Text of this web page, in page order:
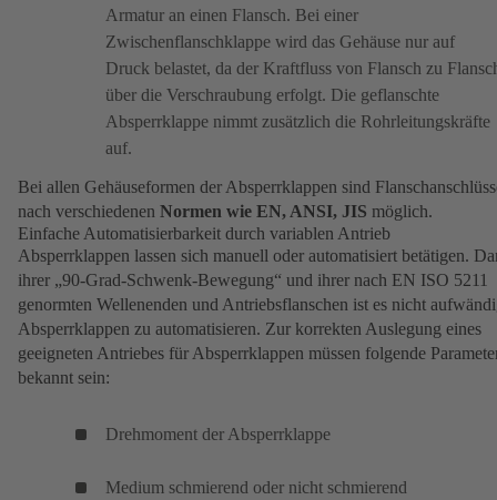
Armatur an einen Flansch. Bei einer
Zwischenflanschklappe wird das Gehäuse nur auf
Druck belastet, da der Kraftfluss von Flansch zu
über die Verschraubung erfolgt. Die geflanschte
Absperrklappe nimmt zusätzlich die Rohrleitungskräfte
auf.
Bei allen Gehäuseformen der Absperrklappen sind
nach verschiedenen Normen wie EN, ANSI, JIS möglich.
Einfache Automatisierbarkeit durch variablen Antrieb
Absperrklappen lassen sich manuell oder automatisiert betätigen.
ihrer „90-Grad-Schwenk-Bewegung“ und ihrer nach EN ISO 5211
genormten Wellenenden und Antriebsflanschen ist es nicht
Absperrklappen zu automatisieren. Zur korrekten Auslegung eines
geeigneten Antriebes für Absperrklappen müssen folgende
bekannt sein:
Drehmoment der Absperrklappe
Medium schmierend oder nicht schmierend